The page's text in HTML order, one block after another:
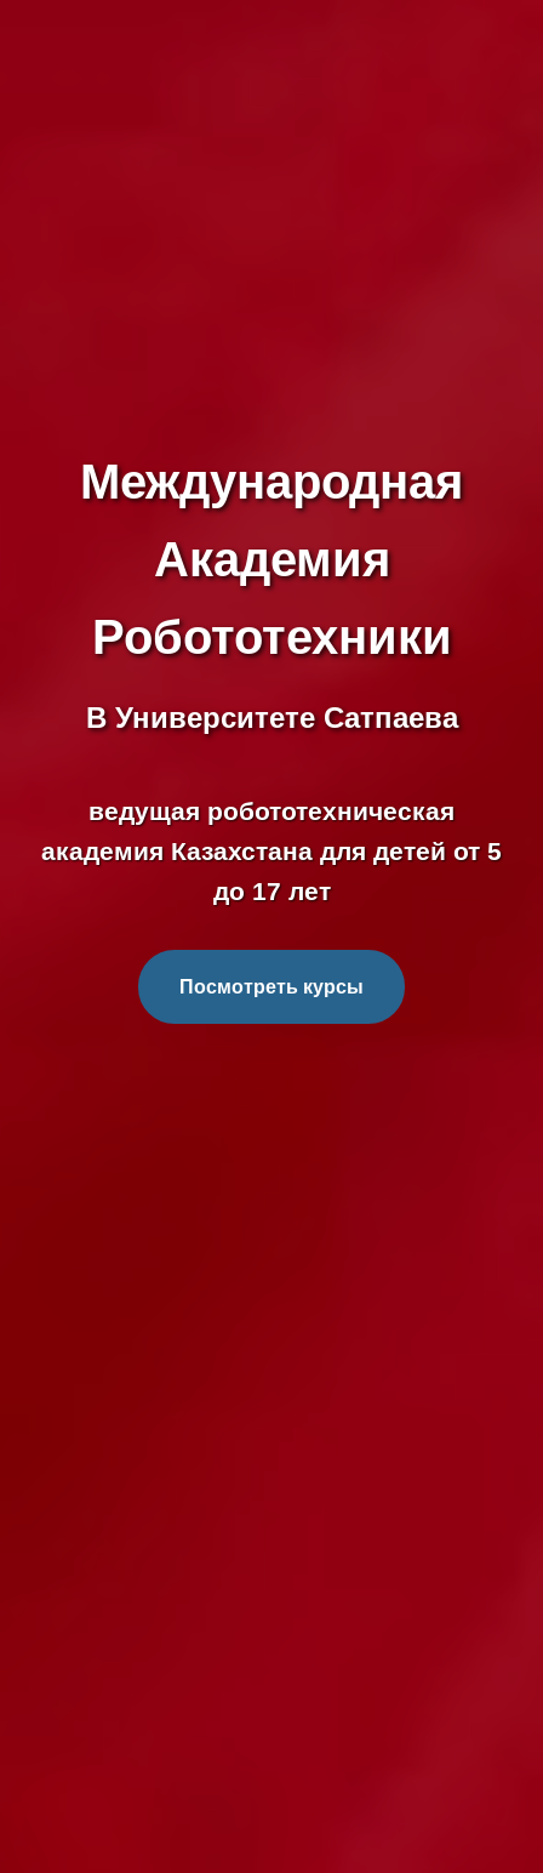
Международная
Академия
Робототехники
В Университете Сатпаева
ведущая робототехническая
академия Казахстана для детей от 5
до 17 лет
Посмотреть курсы